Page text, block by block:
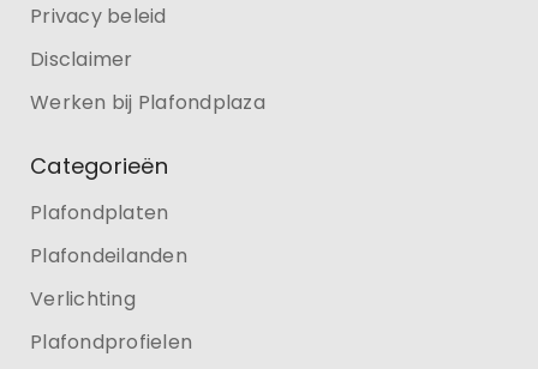
Privacy beleid
Disclaimer
Werken bij Plafondplaza
Categorieën
Plafondplaten
Plafondeilanden
Verlichting
Plafondprofielen